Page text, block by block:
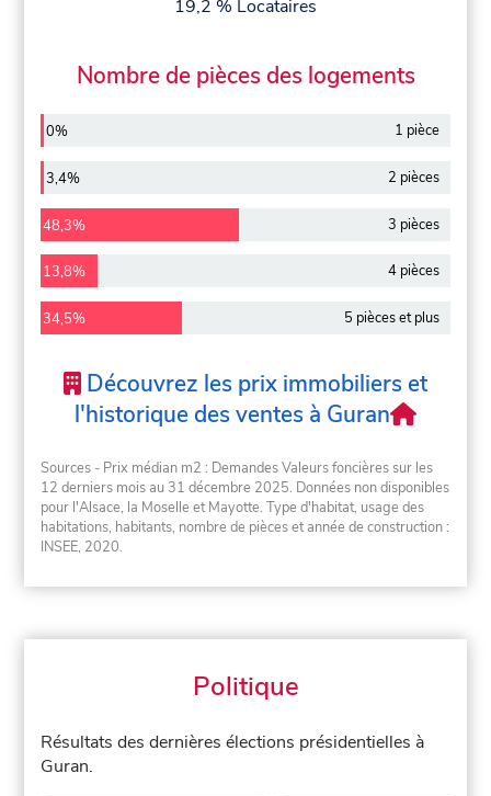
19,2 % Locataires
Nombre de pièces des logements
0% 1 pièce
3,4% 2 pièces
48,3% 3 pièces
13,8% 4 pièces
34,5% 5 pièces et plus
Découvrez les prix immobiliers et
l'historique des ventes à Guran
Sources - Prix médian m2 : Demandes Valeurs foncières sur les
12 derniers mois au 31 décembre 2025. Données non disponibles
pour l'Alsace, la Moselle et Mayotte. Type d'habitat, usage des
habitations, habitants, nombre de pièces et année de construction :
INSEE, 2020.
Politique
Résultats des dernières élections présidentielles à
Guran.